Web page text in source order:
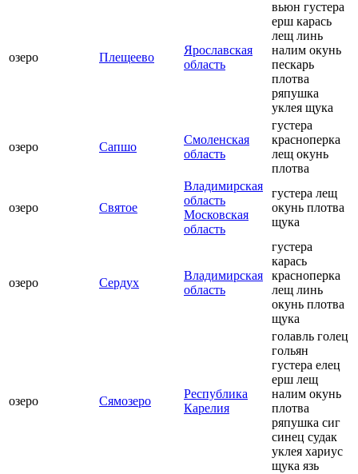
озеро Плещеево
Ярославская
область
вьюн густера
ерш карась
лещ линь
налим окунь
пескарь
плотва
ряпушка
уклея щука
озеро Сапшо
Смоленская
область
густера
красноперка
лещ окунь
плотва
озеро Святое
Владимирская
область
Московская
область
густера лещ
окунь плотва
щука
озеро Сердух
Владимирская
область
густера
карась
красноперка
лещ линь
окунь плотва
щука
озеро Сямозеро
Республика
Карелия
голавль голец
гольян
густера елец
ерш лещ
налим окунь
плотва
ряпушка сиг
синец судак
уклея хариус
щука язь